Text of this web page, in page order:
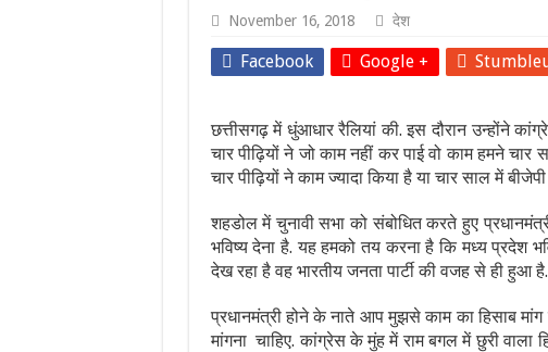
November 16, 2018 देश
Facebook Google +
छत्तीसगढ़ में धुंआधार रैलियां की. इस दौरान उन्होंने
चार पीढ़ियों ने जो काम नहीं कर पाई वो काम हमने
चार पीढ़ियों ने काम ज्यादा किया है या चार साल में
शहडोल में चुनावी सभा को संबोधित करते हुए
भविष्य देना है. यह हमको तय करना है कि मध्य प्रदेश
देख रहा है वह भारतीय जनता पार्टी की वजह से ही हुआ है.
प्रधानमंत्री होने के नाते आप मुझसे काम का हिसाब
मांगना चाहिए. कांग्रेस के मुंह में राम बगल में छुरी